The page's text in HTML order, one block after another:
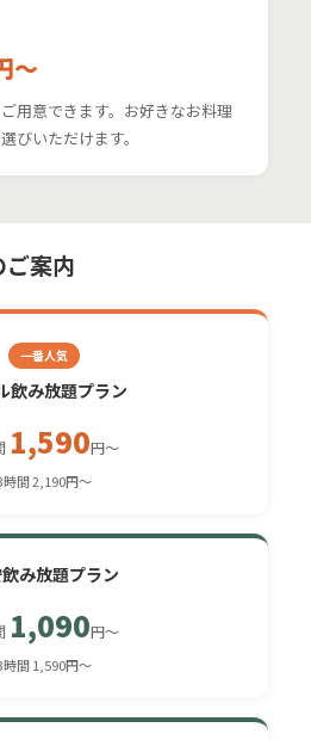
〜
用意できます。お好きなお料理
びいただけます。
ご案内
一番人気
飲み放題プラン
1,590円〜
時間 2,190円〜
み放題プラン
1,090円〜
時間 1,590円〜